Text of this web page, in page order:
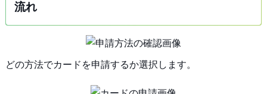
流れ
どの方法でカードを申請するか選択します。